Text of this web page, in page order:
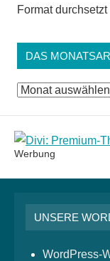
Format
DAS
Das
Werbung
UNSERE
WordPress-